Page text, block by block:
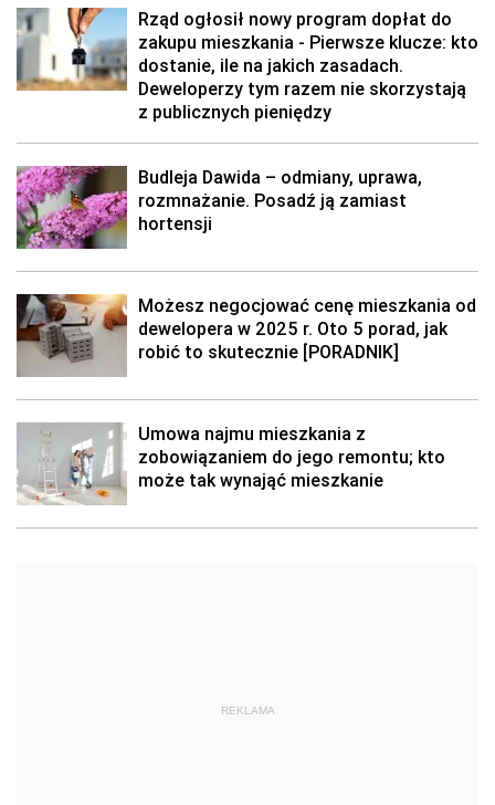
Rząd ogłosił nowy program dopłat do
zakupu mieszkania - Pierwsze klucze: kto
dostanie, ile na jakich zasadach.
Deweloperzy tym razem nie skorzystają
z publicznych pieniędzy
Budleja Dawida – odmiany, uprawa,
rozmnażanie. Posadź ją zamiast
hortensji
Możesz negocjować cenę mieszkania od
dewelopera w 2025 r. Oto 5 porad, jak
robić to skutecznie [PORADNIK]
Umowa najmu mieszkania z
zobowiązaniem do jego remontu; kto
może tak wynająć mieszkanie
REKLAMA